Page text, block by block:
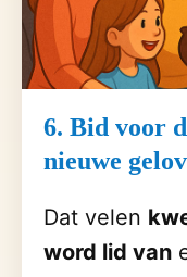
6. Bid voor
nieuwe
Dat velen
word lid van